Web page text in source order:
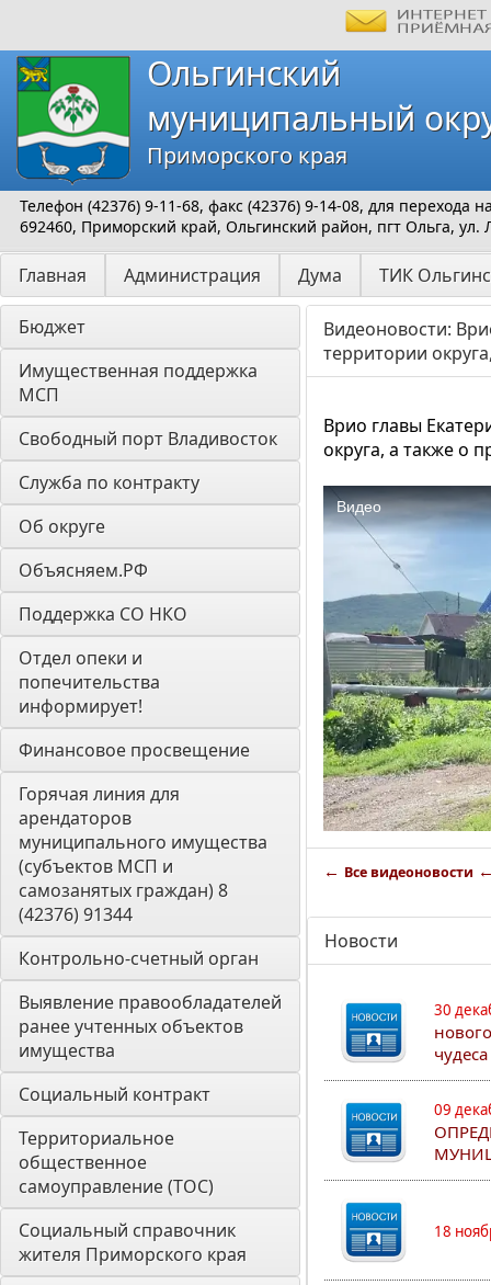
Ольгинский
муниципальный
Приморского края
Телефон (42376) 9-11-68, факс (42376) 9-14-08, для перехода
692460, Приморский край, Ольгинский район, пгт Ольга, ул.
Главная Администрация Дума ТИК
Бюджет
Имущественная поддержка
МСП
Свободный порт Владивосток
Служба по контракту
Об округе
Объясняем.РФ
Поддержка СО НКО
Отдел опеки и
попечительства
информирует!
Финансовое просвещение
Горячая линия для
арендаторов
муниципального имущества
(субъектов МСП и
самозанятых граждан) 8
(42376) 91344
Контрольно-счетный орган
Выявление правообладателей
ранее учтенных объектов
имущества
Социальный контракт
Территориальное
общественное
самоуправление (ТОС)
Социальный справочник
жителя Приморского края
Видеоновости:
территории
Врио главы
округа, а также о
← Все видеоновости
Новости
30
09
18